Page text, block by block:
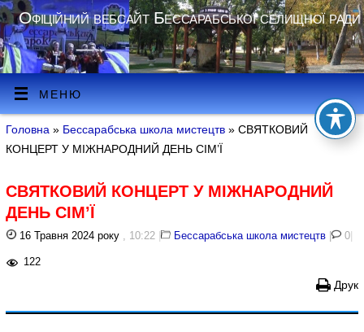
Офіційний вебсайт Бессарабської селищної ради
МЕНЮ
Головна » Бессарабська школа мистецтв » СВЯТКОВИЙ
КОНЦЕРТ У МІЖНАРОДНИЙ ДЕНЬ СІМ’Ї
СВЯТКОВИЙ КОНЦЕРТ У МІЖНАРОДНИЙ
ДЕНЬ СІМ’Ї
16 Травня 2024 року , 10:22 | Бессарабська школа мистецтв | 0
122
Друк